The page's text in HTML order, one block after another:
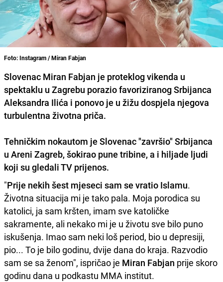
Foto: Instagram / Miran Fabjan
Slovenac Miran Fabjan je proteklog vikenda u
spektaklu u Zagrebu porazio favoriziranog Srbijanca
Aleksandra Ilića i ponovo je u žižu dospjela njegova
turbulentna životna priča.
Tehničkim nokautom je Slovenac "završio" Srbijanca
u Areni Zagreb, šokirao pune tribine, a i hiljade ljudi
koji su gledali TV prijenos.
"Prije nekih šest mjeseci sam se vratio Islamu.
Životna situacija mi je tako pala. Moja porodica su
katolici, ja sam kršten, imam sve katoličke
sakramente, ali nekako mi je u životu sve bilo puno
iskušenja. Imao sam neki loš period, bio u depresiji,
pio... To je bilo godinu, dvije dana do kraja. Razvodio
sam se sa ženom", ispričao je Miran Fabjan prije skoro
godinu dana u podkastu MMA institut.